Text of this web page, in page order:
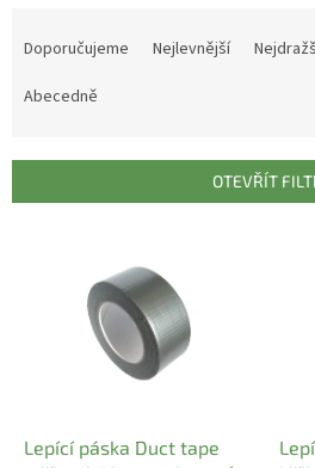
r
Doporučujeme Nejlevnější
Abecedně
OTEVŘÍT
Lepící páska Duct tape